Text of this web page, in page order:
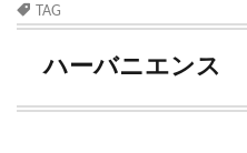
TAG
ハーバニエンス